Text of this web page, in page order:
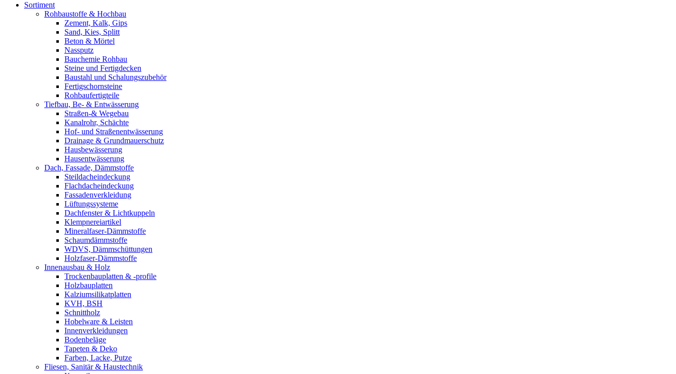
Sortiment
Rohbaustoffe & Hochbau
Zement, Kalk, Gips
Sand, Kies, Splitt
Beton & Mörtel
Nassputz
Bauchemie Rohbau
Steine und Fertigdecken
Baustahl und Schalungszubehör
Fertigschornsteine
Rohbaufertigteile
Tiefbau, Be- & Entwässerung
Straßen-& Wegebau
Kanalrohr, Schächte
Hof- und Straßenentwässerung
Drainage & Grundmauerschutz
Hausbewässerung
Hausentwässerung
Dach, Fassade, Dämmstoffe
Steildacheindeckung
Flachdacheindeckung
Fassadenverkleidung
Lüftungssysteme
Dachfenster & Lichtkuppeln
Klempnereiartikel
Mineralfaser-Dämmstoffe
Schaumdämmstoffe
WDVS, Dämmschüttungen
Holzfaser-Dämmstoffe
Innenausbau & Holz
Trockenbauplatten & -profile
Holzbauplatten
Kalziumsilikatplatten
KVH, BSH
Schnittholz
Hobelware & Leisten
Innenverkleidungen
Bodenbeläge
Tapeten & Deko
Farben, Lacke, Putze
Fliesen, Sanitär & Haustechnik